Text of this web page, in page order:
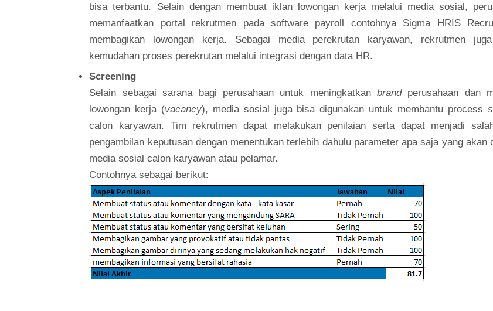
bisa terbantu. Selain dengan membuat iklan lowongan kerja melalui media sosial,
memanfaatkan portal rekrutmen padasoftware payroll contohnya Sigma HRIS
membagikan lowongan kerja. Sebagai media perekrutan karyawan, rekrutmen
kemudahan proses perekrutan melalui integrasi dengan data HR.
Screening
Selain sebagai sarana bagi perusahaan untuk meningkatkanbrandperusahaan dan
lowongan kerja (vacancy), media sosial juga bisa digunakan untuk membantu process
calon karyawan. Tim rekrutmen dapat melakukan penilaian serta dapat menjadi
pengambilan keputusan dengan menentukan terlebih dahulu parameter apa saja yang akan
media sosial calon karyawan atau pelamar.
Contohnya sebagai berikut: